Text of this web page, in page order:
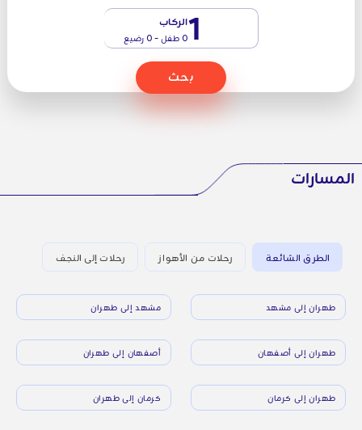
1الركاب
0 طفل - 0 رضيع
بحث
المسارات
الطرق الشائعة رحلات من الأهواز رحلات إلى النجف
طهران إلى مشهد مشهد إلى طهران
طهران إلى أصفهان أصفهان إلى طهران
طهران إلى كرمان كرمان إلى طهران